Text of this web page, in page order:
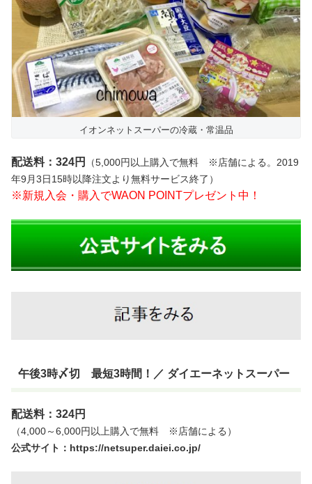
イオンネットスーパーの冷蔵・常温品
配送料：324円
（5,000円以上購入で無料 ※店舗による。2019
年9月3日15時以降注文より無料サービス終了）
※新規入会・購入でWAON POINTプレゼント中！
午後3時〆切 最短3時間！／ ダイエーネットスーパー
配送料：324円
（4,000～6,000円以上購入で無料 ※店舗による）
公式サイト：https://netsuper.daiei.co.jp/